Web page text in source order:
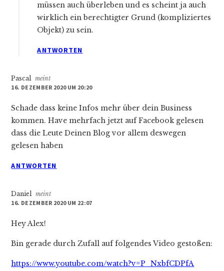
müssen auch überleben und es scheint ja auch
wirklich ein berechtigter Grund (kompliziertes
Objekt) zu sein.
ANTWORTEN
Pascal meint
16. DEZEMBER 2020 UM 20:20
Schade dass keine Infos mehr über dein Business
kommen. Have mehrfach jetzt auf Facebook gelesen
dass die Leute Deinen Blog vor allem deswegen
gelesen haben
ANTWORTEN
Daniel meint
16. DEZEMBER 2020 UM 22:07
Hey Alex!
Bin gerade durch Zufall auf folgendes Video gestoßen:
https://www.youtube.com/watch?v=P_NxbfCDPfA